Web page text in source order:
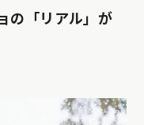
の「リアル」が